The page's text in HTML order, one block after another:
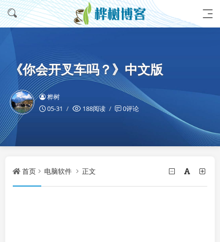
《你会开叉车吗？》中文版
桦树
05-31
188阅读 0评论
首页 电脑软件 正文